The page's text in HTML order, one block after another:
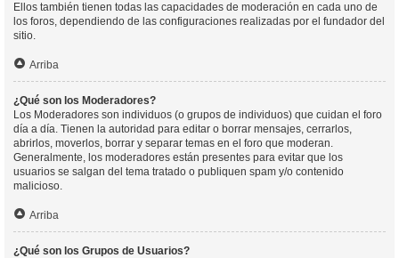
Ellos también tienen todas las capacidades de moderación en cada uno de
los foros, dependiendo de las configuraciones realizadas por el fundador del
sitio.
Arriba
¿Qué son los Moderadores?
Los Moderadores son individuos (o grupos de individuos) que cuidan el foro
día a día. Tienen la autoridad para editar o borrar mensajes, cerrarlos,
abrirlos, moverlos, borrar y separar temas en el foro que moderan.
Generalmente, los moderadores están presentes para evitar que los
usuarios se salgan del tema tratado o publiquen spam y/o contenido
malicioso.
Arriba
¿Qué son los Grupos de Usuarios?